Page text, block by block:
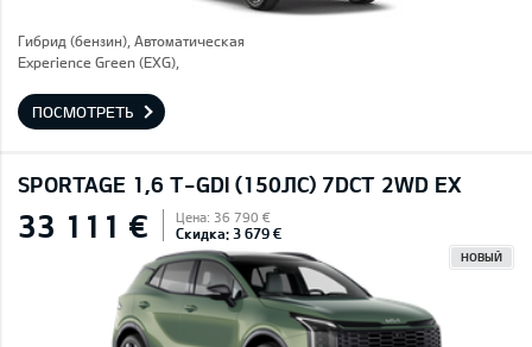
Гибрид (бензин), Автоматическая
Experience Green (EXG),
ПОСМОТРЕТЬ
SPORTAGE 1,6 T-GDI (150ЛС) 7DCT 2WD EX
33 111 € Цена: 36 790 €
Скидка: 3 679 €
НОВЫЙ